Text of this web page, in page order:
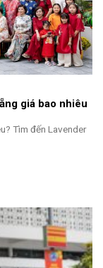
giá bao nhiêu
Tìm đến Lavender